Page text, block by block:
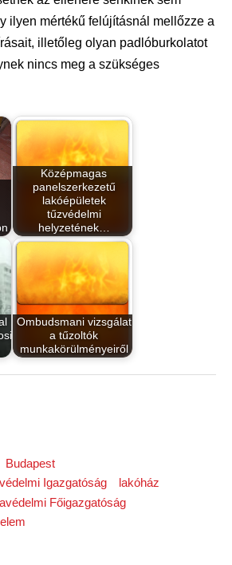
ilyen mértékű felújításnál mellőzze a
illetőleg olyan padlóburkolatot
nincs meg a szükséges
Középmagas
panelszerkezetű
lakóépületek
tűzvédelmi
helyzetének…
Ombudsmani vizsgálat
a tűzoltók
munkakörülményeiről
Budapest
Igazgatóság
lakóház
Főigazgatóság